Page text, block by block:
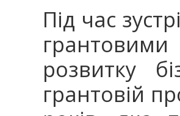
Під час
розвитку
грантовій